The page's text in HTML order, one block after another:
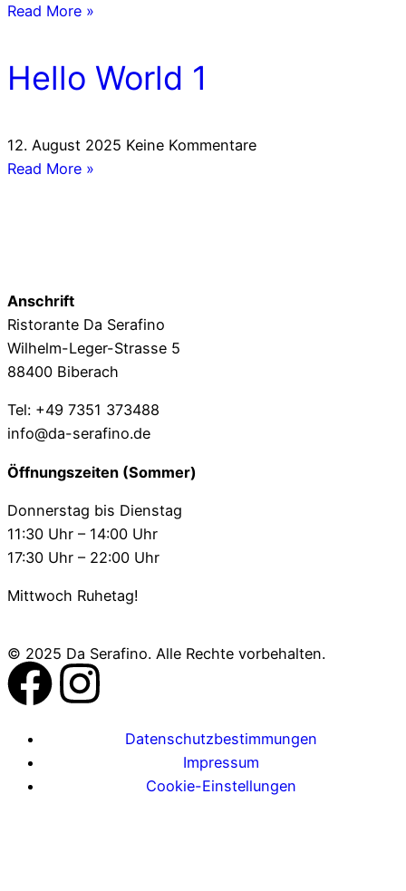
Read More »
Hello World 1
12. August 2025 Keine Kommentare
Read More »
Anschrift
Ristorante Da Serafino
Wilhelm-Leger-Strasse 5
88400 Biberach
Tel: +49 7351 373488
info@da-serafino.de
Öffnungszeiten (Sommer)
Donnerstag bis Dienstag
11:30 Uhr – 14:00 Uhr
17:30 Uhr – 22:00 Uhr
Mittwoch Ruhetag!
© 2025 Da Serafino. Alle Rechte vorbehalten.
Datenschutzbestimmungen
Impressum
Cookie-Einstellungen